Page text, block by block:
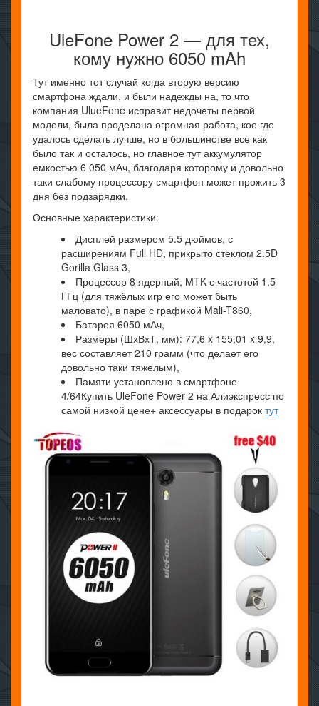
UleFone Power 2 — для тех,
кому нужно 6050 mAh
Тут именно тот случай когда вторую версию
смартфона ждали, и были надежды на, то что
компания UlueFone исправит недочеты первой
модели, была проделана огромная работа, кое где
удалось сделать лучше, но в большинстве все как
было так и осталось, но главное тут аккумулятор
емкостью 6 050 мАч, благодаря которому и довольно
таки слабому процессору смартфон может прожить 3
дня без подзарядки.
Основные характеристики:
Дисплей размером 5.5 дюймов, с
расширениям Full HD, прикрыто стеклом 2.5D
Gorilla Glass 3,
Процессор 8 ядерный, MTK с частотой 1.5
ГГц (для тяжёлых игр его может быть
маловато), в паре с графикой Mali-T860,
Батарея 6050 мАч,
Размеры (ШхВхТ, мм): 77,6 x 155,01 x 9,9,
вес составляет 210 грамм (что делает его
довольно таки тяжелым),
Памяти установлено в смартфоне
4/64Купить UleFone Power 2 на Алиэкспресс по
самой низкой цене+ аксессуары в подарок тут